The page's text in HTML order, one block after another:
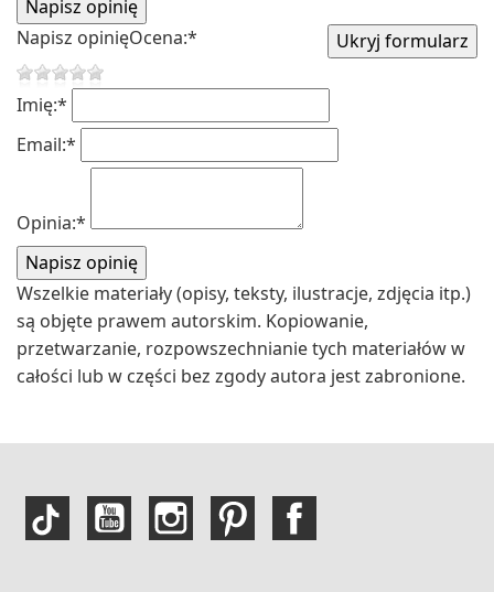
Napisz opinięOcena:*
Imię:*
Email:*
Opinia:*
Wszelkie materiały (opisy, teksty, ilustracje, zdjęcia itp.)
są objęte prawem autorskim. Kopiowanie,
przetwarzanie, rozpowszechnianie tych materiałów w
całości lub w części bez zgody autora jest zabronione.